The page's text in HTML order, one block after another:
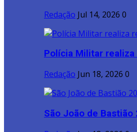
Redação Jul 14, 2026 0
Polícia Militar
Redação Jun 18, 2026 0
São João de